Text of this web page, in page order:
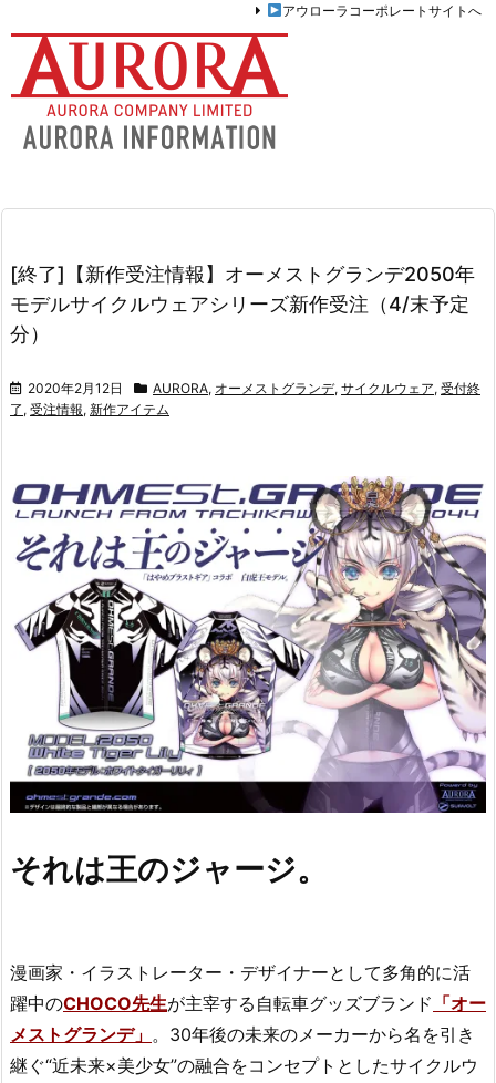
アウローラコーポレートサイトへ
[終了]【新作受注情報】オーメストグランデ2050年
モデルサイクルウェアシリーズ新作受注（4/末予定
分）
2020年2月12日 AURORA, オーメストグランデ, サイクルウェア, 受付終
了 , 受注情報, 新作アイテム
それは王のジャージ。
漫画家・イラストレーター・デザイナーとして多角的に活
躍中のCHOCO先生が主宰する自転車グッズブランド 「オー
メストグランデ」 。30年後の未来のメーカーから名を引き
継ぐ“近未来×美少女”の融合をコンセプトとしたサイクルウ